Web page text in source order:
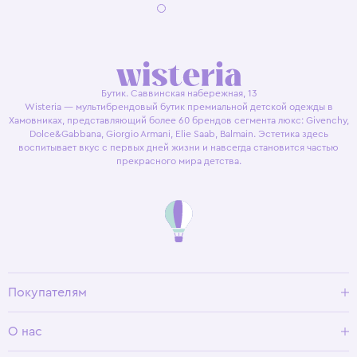
Бутик. Саввинская набережная, 13
Wisteria — мультибрендовый бутик премиальной детской одежды в
Хамовниках, представляющий более 60 брендов сегмента люкс: Givenchy,
Dolce&Gabbana, Giorgio Armani, Elie Saab, Balmain. Эстетика здесь
воспитывает вкус с первых дней жизни и навсегда становится частью
прекрасного мира детства.
Покупателям
Условия возврата
О нас